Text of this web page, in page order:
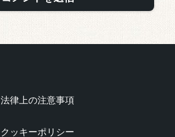
法律上の注意事項
クッキーポリシー